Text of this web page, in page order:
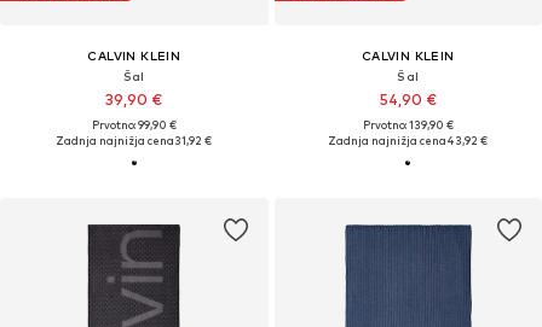
CALVIN KLEIN
Šal
39,90 €
Prvotno: 99,90 €
Zadnja najnižja cena31,92 €
CALVIN KLEIN
Šal
54,90 €
Prvotno: 139,90 €
Zadnja najnižja cena43,92 €